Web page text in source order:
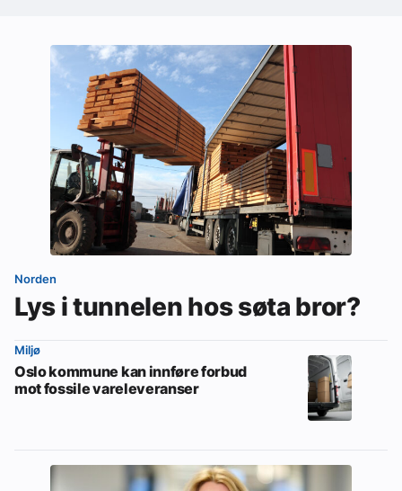
Norden
Lys i tunnelen hos søta bror?
Miljø
Oslo kommune kan innføre forbud
mot fossile vareleveranser